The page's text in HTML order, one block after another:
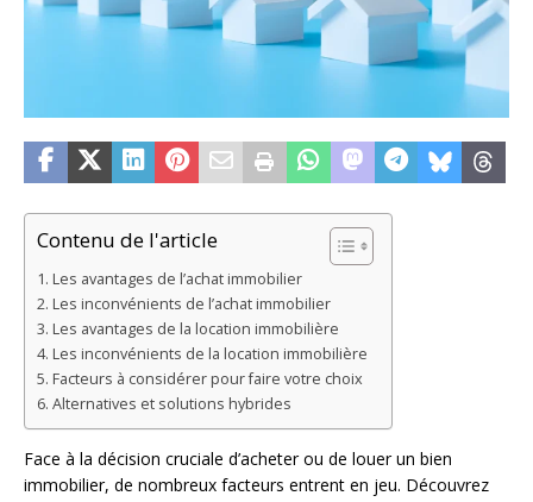
Contenu de l'article
Les avantages de l’achat immobilier
Les inconvénients de l’achat immobilier
Les avantages de la location immobilière
Les inconvénients de la location immobilière
Facteurs à considérer pour faire votre choix
Alternatives et solutions hybrides
Face à la décision cruciale d’acheter ou de louer un bien
immobilier, de nombreux facteurs entrent en jeu. Découvrez